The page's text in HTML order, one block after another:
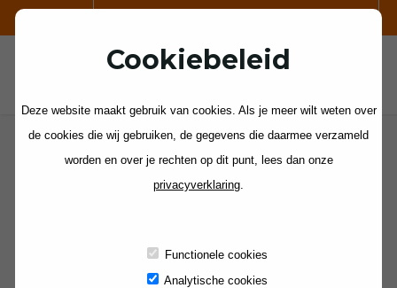
SCHOOLREIZEN
WAT ZOEK JE?
SOORT REIS
Cookiebeleid
Deze website maakt gebruik van cookies. Als je meer wilt weten over
de cookies die wij gebruiken, de gegevens die daarmee verzameld
worden en over je rechten op dit punt, lees dan onze
privacyverklaring.
Functionele cookies
Analytische cookies